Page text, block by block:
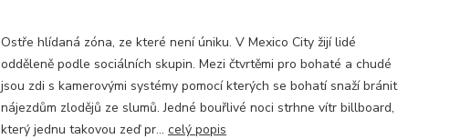
Ostře hlídaná zóna, ze které není úniku. V Mexico City žijí lidé
odděleně podle sociálních skupin. Mezi čtvrtěmi pro bohaté a chudé
jsou zdi s kamerovými systémy pomocí kterých se bohatí snaží bránit
nájezdům zlodějů ze slumů. Jedné bouřlivé noci strhne vítr billboard,
který jednu takovou zeď pr... celý popis